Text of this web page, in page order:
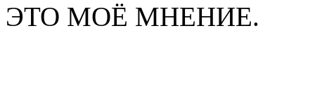
ЭТО МОЁ МНЕНИЕ.